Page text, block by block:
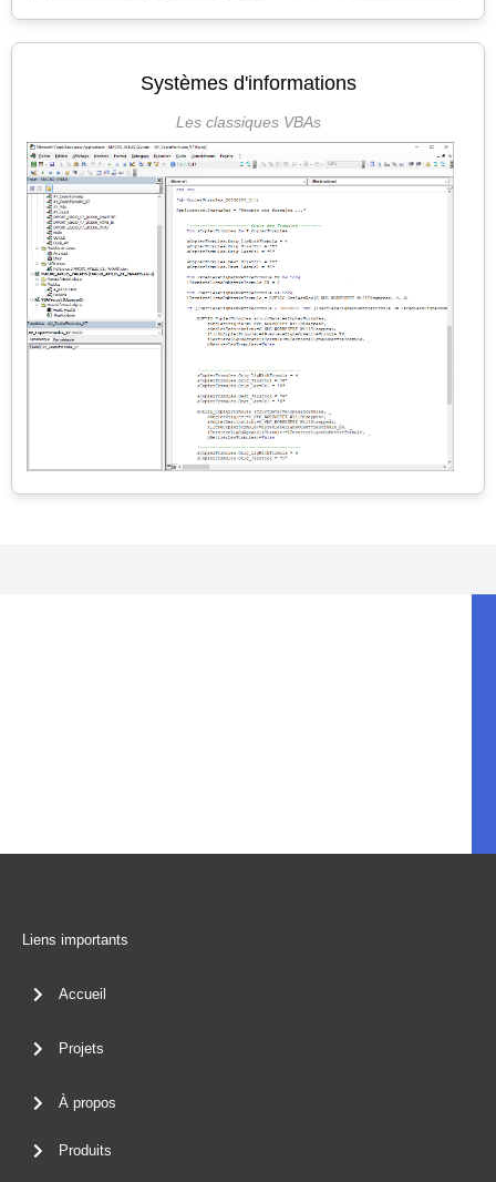
Systèmes d'informations
Les classiques VBAs
Liens importants
Accueil
Projets
À propos
Produits